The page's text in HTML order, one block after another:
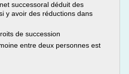
successoral déduit des
y avoir des réductions dans
de succession
entre deux personnes est